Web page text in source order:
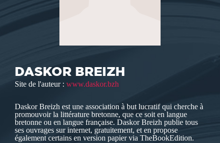
DASKOR BREIZH
Site de l'auteur : www.daskor.bzh
Daskor Breizh est une association à but lucratif qui cherche à
promouvoir la littérature bretonne, que ce soit en langue
bretonne ou en langue française. Daskor Breizh publie tous
ses ouvrages sur internet, gratuitement, et en propose
également certains en version papier via TheBookEdition.